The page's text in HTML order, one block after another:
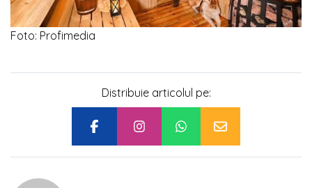
Foto: Profimedia
Distribuie articolul pe: